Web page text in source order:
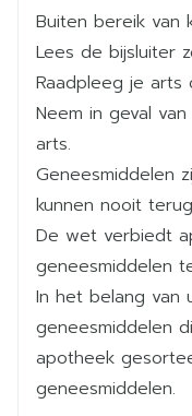
Dag 1-2: 2 mg
gebruiken).
Dag 3-4: 5 mg.
Aanbevolen
Behandelingsduur:
Een
bij gelijktijdige
of CYP2D6
of krachtige
de dosis).
Toedieningswijze
1 inname /dag.
Met of zonder
Een alternatief bij
met het
Lengte
Diepte
Actieve
Ingrediënten
Buiten bereik van
Lees de bijsluiter
Raadpleeg je arts
Neem in geval
arts.
Geneesmiddelen
kunnen nooit
De wet verbiedt
geneesmiddelen
In het belang van
geneesmiddelen
apotheek
geneesmiddelen.